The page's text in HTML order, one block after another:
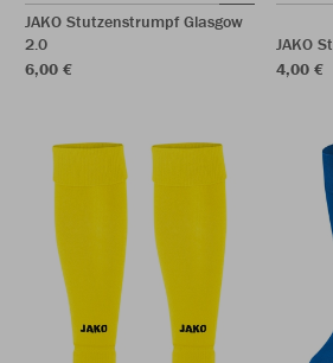
JAKO Stutzenstrumpf Glasgow
2.0
6,00 €
JAKO
4,00 €